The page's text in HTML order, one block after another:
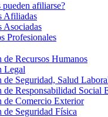
pueden afiliarse?
Afiliadas
Asociadas
Profesionales
de Recursos Humanos
Legal
de Seguridad, Salud
de Responsabilidad Social
de Comercio Exterior
de Seguridad Física